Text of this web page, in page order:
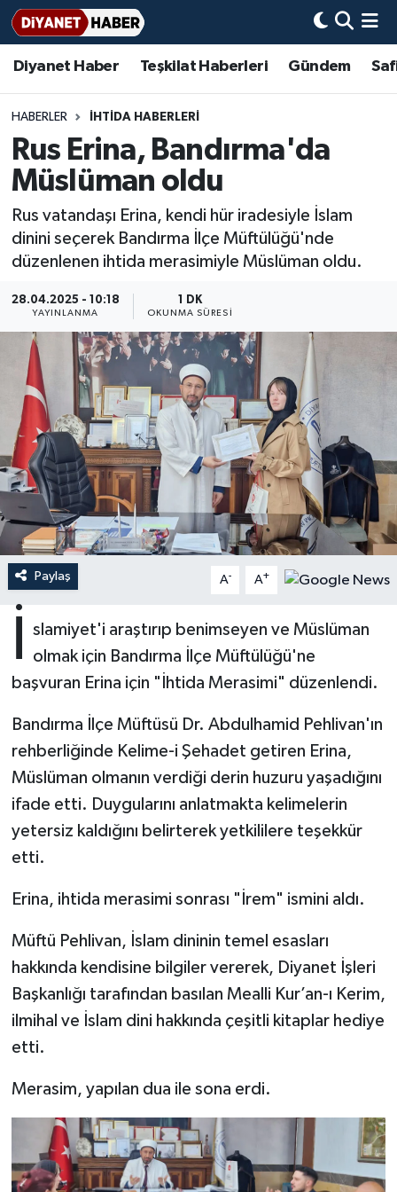
Diyanet Haber Teşkilat Haberleri Gündem
HABERLER İHTİDA HABERLERİ
Rus Erina, Bandırma'da
Müslüman oldu
Rus vatandaşı Erina, kendi hür iradesiyle İslam
dinini seçerek Bandırma İlçe Müftülüğü'nde
düzenlenen ihtida merasimiyle Müslüman oldu.
28.04.2025 - 10:18
YAYINLANMA
1 DK
OKUNMA SÜRESI
Paylaş A- A+
slamiyet'i araştırıp benimseyen ve Müslüman
olmak için Bandırma İlçe Müftülüğü'ne
başvuran Erina için "İhtida Merasimi" düzenlendi.
Bandırma İlçe Müftüsü Dr. Abdulhamid Pehlivan'ın
rehberliğinde Kelime-i Şehadet getiren Erina,
Müslüman olmanın verdiği derin huzuru yaşadığını
ifade etti. Duygularını anlatmakta kelimelerin
yetersiz kaldığını belirterek yetkililere teşekkür
etti.
Erina, ihtida merasimi sonrası "İrem" ismini aldı.
Müftü Pehlivan, İslam dininin temel esasları
hakkında kendisine bilgiler vererek, Diyanet İşleri
Başkanlığı tarafından basılan Mealli Kur’an-ı Kerim,
ilmihal ve İslam dini hakkında çeşitli kitaplar hediye
etti.
Merasim, yapılan dua ile sona erdi.
Diyanet Haber
Teşkilat Haberleri
Adana Müftülüğü
Adıyaman Müftülüğü
Afyonkarahisar Müftülüğü
Aksaray Müftülüğü
Amasya Müftülüğü
Ankara Müftülüğü
Antalya Müftülüğü
Ardahan Müftülüğü
Artvin Müftülüğü
Aydın Müftülüğü
Balıkesir Müftülüğü
Batman Müftülüğü
Bilecik Müftülüğü
Bitlis Müftülüğü
Bursa Müftülüğü
Çanakkale Müftülüğü
Denizli Müftülüğü
Gündem
Bir Ayet
Bir Hikaye
Biyografiler
Diyanet Bilgi
Diyanet Takvimi
Dualar
Hadislerle İslam
Kudüs
Kurban
Mukabele
Peygamberimizin Hayatı
Sahabeler
Basında Bugün
DİYANET eKİTAP
Diyanet Dergi
Aile Dergisi
Aylık Dergi
TDV
Hutbeler
DİYANET AKADEMİ
DİYANET GENÇLİK
DİYANET RADYO/TV
Dünya
İmam Hatip Okulları
Kültür-Sanat
Sağlık
Başmakale
Duyurular
Podcast
Hadis-i Şerifler
Hayat Okumaları
Diyanet TV
Nöbetçi Eczaneler
Hava Durumu
Ankara Namaz Vakitleri
Süper Lig Puan Durumu ve Fikstür
Tüm Manşetler
Son Dakika Haberleri
Haber Arşivi